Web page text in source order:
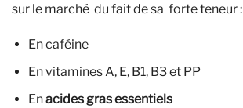
sur le marché du fait de sa forte teneur :
En caféine
En vitamines A, E, B1, B3 et PP
Enacides gras essentiels